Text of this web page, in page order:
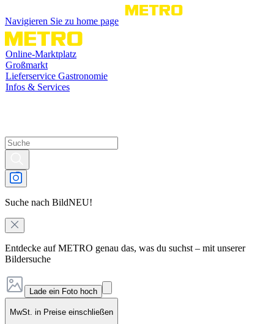
Navigieren Sie zu home page
Online-Marktplatz
Großmarkt
Lieferservice Gastronomie
Infos & Services
Suche nach BildNEU!
Entdecke auf METRO genau das, was du suchst – mit unserer
Bildersuche
Lade ein Foto hoch
MwSt. in Preise einschließen